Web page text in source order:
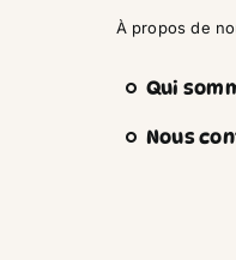
À propos de
Qui
Nous